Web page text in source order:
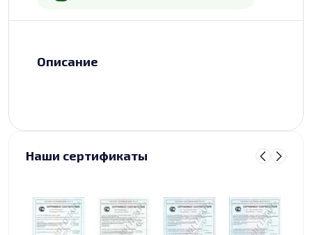
Описание
Наши сертификаты